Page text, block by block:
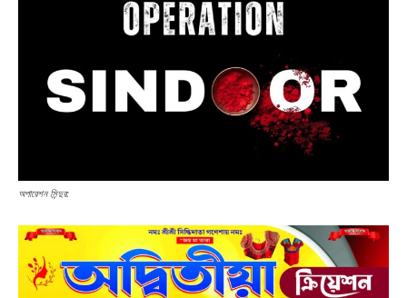
অপারেশন সিন্দুর: